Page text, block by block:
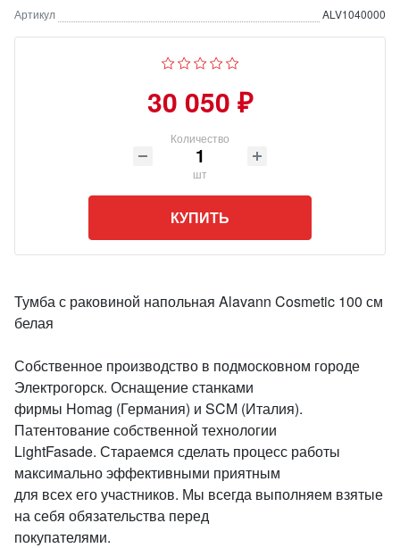
Артикул ALV1040000
30 050 ₽
Количество
шт
КУПИТЬ
Тумба с раковиной напольная Alavann Cosmetic 100 см
белая
Собственное производство в подмосковном городе
Электрогорск. Оснащение станками
фирмы Homag (Германия) и SCM (Италия).
Патентование собственной технологии
LightFasade. Стараемся сделать процесс работы
максимально эффективными приятным
для всех его участников. Мы всегда выполняем взятые
на себя обязательства перед
покупателями.